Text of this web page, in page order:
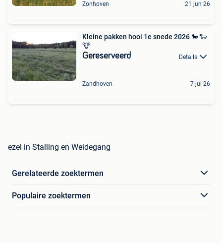
Zonhoven 21 jun 26
Kleine pakken hooi 1e snede 2026 🐎 🐑
🐮
Gereserveerd Details
Zandhoven 7 jul 26
ezel in Stalling en Weidegang
Gerelateerde zoektermen
Populaire zoektermen